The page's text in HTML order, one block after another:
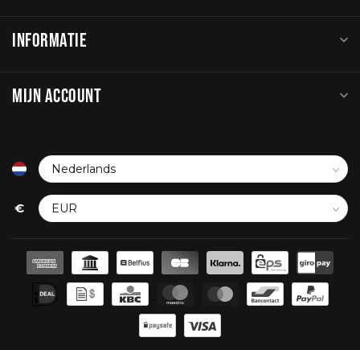
INFORMATIE
MIJN ACCOUNT
€